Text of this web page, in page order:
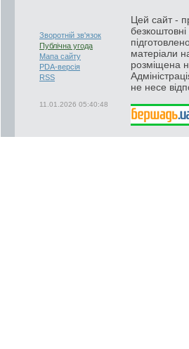
Зворотній зв'язок
Публічна угода
Мапа сайту
PDA-версія
RSS
11.01.2026 05:40:48
Цей сайт -
матеріали
розміщена
не несе